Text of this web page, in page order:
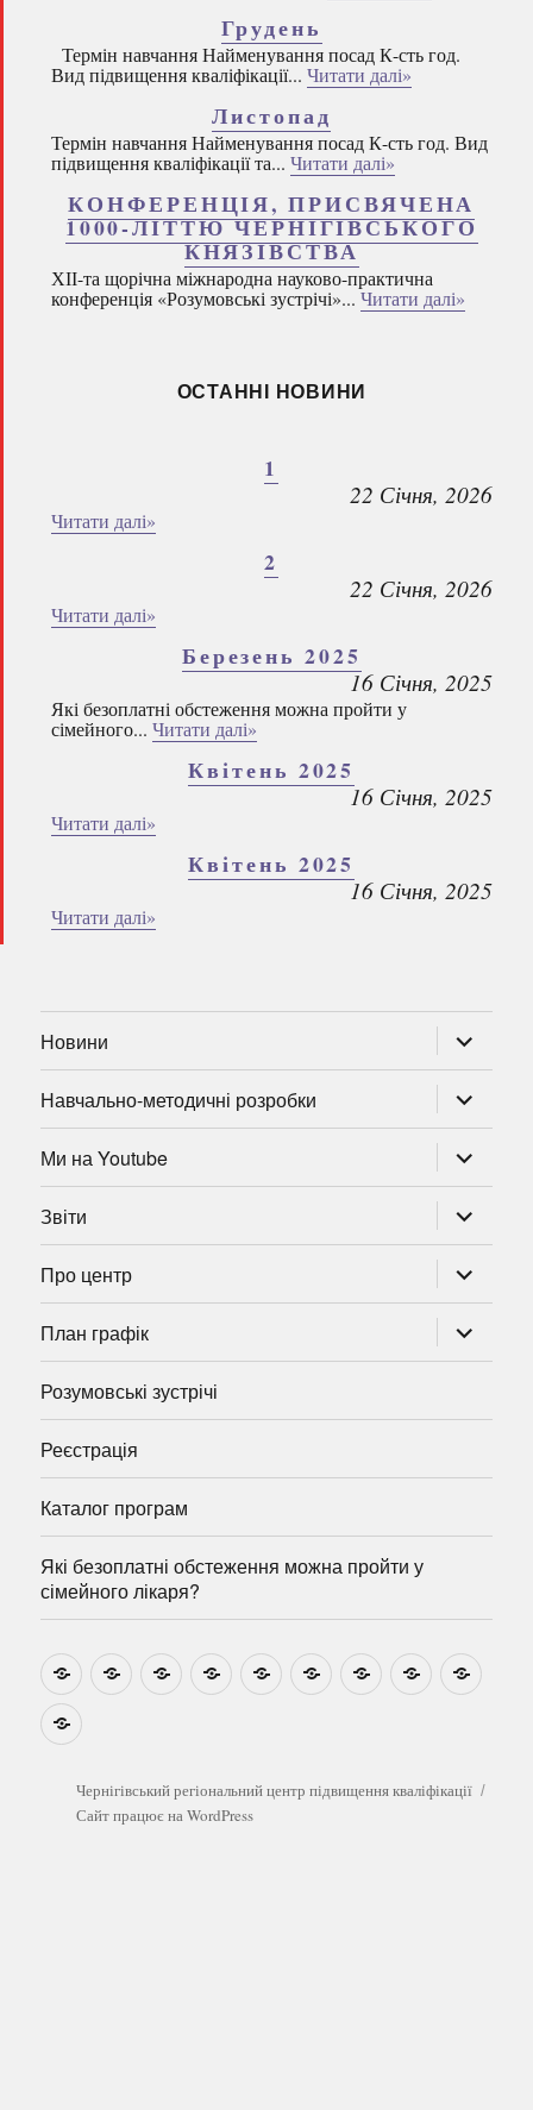
Грудень
Термін навчання Найменування посад К-сть год.
Вид підвищення кваліфікації... Читати далі»
Листопад
Термін навчання Найменування посад К-сть год. Вид
підвищення кваліфікації та... Читати далі»
КОНФЕРЕНЦІЯ, ПРИСВЯЧЕНА
1000-ЛІТТЮ ЧЕРНІГІВСЬКОГО
КНЯЗІВСТВА
ХІІ-та щорічна міжнародна науково-практична
конференція «Розумовські зустрічі»... Читати далі»
ОСТАННІ НОВИНИ
1
22 Січня, 2026
Читати далі»
2
22 Січня, 2026
Читати далі»
Березень 2025
16 Січня, 2025
Які безоплатні обстеження можна пройти у
сімейного... Читати далі»
Квітень 2025
16 Січня, 2025
Читати далі»
Квітень 2025
16 Січня, 2025
Читати далі»
Новини
підменю
Навчально-методичні розробки
підменю
Ми на Youtube
підменю
Звіти
підменю
Про центр
підменю
План графік
підменю
Розумовські зустрічі
Реєстрація
Каталог програм
Які безоплатні обстеження можна пройти у
сімейного лікаря?
НовиниНавчально-
методичні
Ми
на
Звіти Про
центр
План
графік
Розумовські
зустрічі
Реєстрація
Які
безоплатні
можна
пройти
у
Чернігівський регіональний центр підвищення кваліфікації
Сайт працює на WordPress